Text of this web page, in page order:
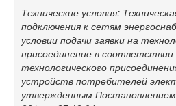
Технические условия:
подключения к сетям
условии подачи заявки на
присоединение в соответствии
технологического
устройств потребителей
утвержденным